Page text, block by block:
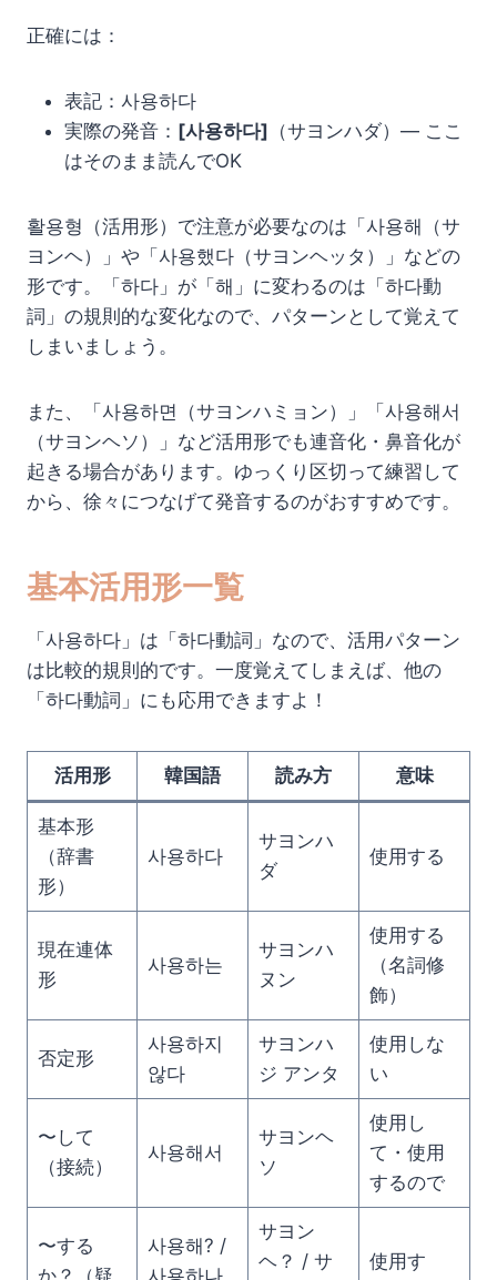
正確には：
表記：사용하다
実際の発音： [사용하다] （サヨンハダ）— ここ
はそのまま読んでOK
활용형（活用形）で注意が必要なのは「사용해（サ
ヨンヘ）」や「사용했다（サヨンヘッタ）」などの
形です。「하다」が「해」に変わるのは「하다動
詞」の規則的な変化なので、パターンとして覚えて
しまいましょう。
また、「사용하면（サヨンハミョン）」「사용해서
（サヨンヘソ）」など活用形でも連音化・鼻音化が
起きる場合があります。ゆっくり区切って練習して
から、徐々につなげて発音するのがおすすめです。
基本活用形一覧
「사용하다」は「하다動詞」なので、活用パターン
は比較的規則的です。一度覚えてしまえば、他の
「하다動詞」にも応用できますよ！
活用形 韓国語 読み方 意味
基本形
（辞書
形）
사용하다
サヨンハ
ダ
使用する
現在連体
形
사용하는
サヨンハ
ヌン
使用する
（名詞修
飾）
否定形
사용하지
않다
サヨンハ
ジ アンタ
使用しな
い
〜して
（接続）
사용해서
サヨンヘ
ソ
使用し
て・使用
するので
〜する
사용해? /
サヨン
ヘ？ / サ
使用す